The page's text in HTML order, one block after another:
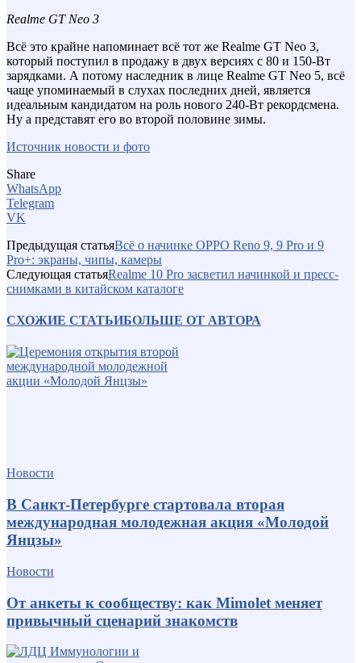
Realme GT Neo 3
Всё это крайне напоминает всё тот же Realme GT Neo 3,
который поступил в продажу в двух версиях с 80 и 150-Вт
зарядками. А потому наследник в лице Realme GT Neo 5, всё
чаще упоминаемый в слухах последних дней, является
идеальным кандидатом на роль нового 240-Вт рекордсмена.
Ну а представят его во второй половине зимы.
Источник новости и фото
Share
WhatsApp
Telegram
VK
Предыдущая статьяВсё о начинке OPPO Reno 9, 9 Pro и 9
Pro+: экраны, чипы, камеры
Следующая статьяRealme 10 Pro засветил начинкой и пресс-
снимками в китайском каталоге
СХОЖИЕ СТАТЬИБОЛЬШЕ ОТ АВТОРА
Новости
В Санкт-Петербурге стартовала вторая
международная молодежная акция «Молодой
Янцзы»
Новости
От анкеты к сообществу: как Mimolet меняет
привычный сценарий знакомств